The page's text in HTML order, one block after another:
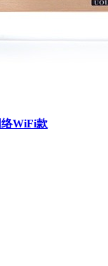
WiFi款